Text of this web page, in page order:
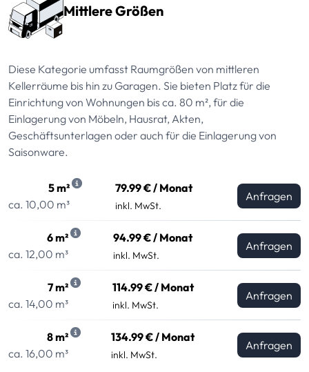
Mittlere Größen
Diese Kategorie umfasst Raumgrößen von mittleren
Kellerräume bis hin zu Garagen. Sie bieten Platz für die
Einrichtung von Wohnungen bis ca. 80 m², für die
Einlagerung von Möbeln, Hausrat, Akten,
Geschäftsunterlagen oder auch für die Einlagerung von
Saisonware.
5 m²
ca. 10,00 m³
79.99 € / Monat
inkl. MwSt.
Anfragen
6 m²
ca. 12,00 m³
94.99 € / Monat
inkl. MwSt.
Anfragen
7 m²
ca. 14,00 m³
114.99 € / Monat
inkl. MwSt.
Anfragen
8 m²
ca. 16,00 m³
134.99 € / Monat
inkl. MwSt.
Anfragen